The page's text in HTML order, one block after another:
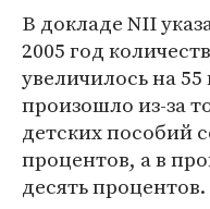
В докладе NII
2005 год
увеличилось на
произошло из-за
детских пособий
процентов, а в
десять процентов.